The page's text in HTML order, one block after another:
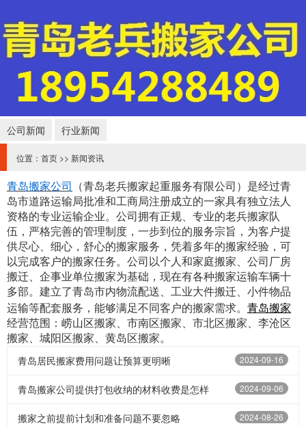
公司新闻 行业新闻
位置： 首页 >> 新闻资讯
青岛搬家公司
（青岛老兵搬家起重服务有限公司）是经过青
岛市道路运输局批准和工商局注册成立的一家具有独立法人
资格的专业运输企业。 公司 拥有正规、专业的老兵搬家队
伍，严格完善的管理制度，一步到位的服务宗旨，为客户提
供尽心、细心，舒心的搬家服务，凭着多年的搬家经验，可
以完成客户的搬家任务。公司以个人和家庭搬家、公司厂房
搬迁、企事业单位搬家为基础，现在有各种搬家运输车辆十
多部。建立了青岛市内物流配送、工业大件搬迁、小件物品
运输等配套服务，能够满足不同客户的搬家需求。 青岛搬家
经营范围：崂山区搬家、市南区搬家、市北区搬家、李沧区
搬家、城阳区搬家、黄岛区搬家。
2024-09-16
青岛居民搬家费用问题让预算更明晰
2024-09-06
青岛搬家公司提供打包收纳的材料收费是怎样
2024-08-26
搬家之前提前计划和准备问题不要忽略